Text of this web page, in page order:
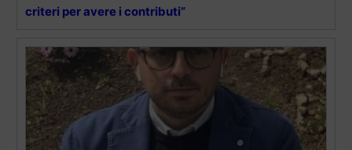
criteri per avere i contributi”